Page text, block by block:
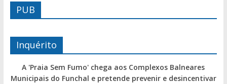
PUB
Inquérito
A 'Praia Sem Fumo' chega aos Complexos Balneares
Municipais do Funchal e pretende prevenir e desincentivar